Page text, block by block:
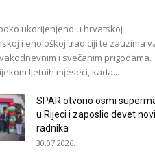
ukorijenjeno u hrvatskoj
i enološkoj tradiciji te zauzima
i svečanim prigodama.
ljetnih mjeseci, kada...
SPAR otvorio osmi
u Rijeci i zaposlio devet
radnika
30.07.2026.